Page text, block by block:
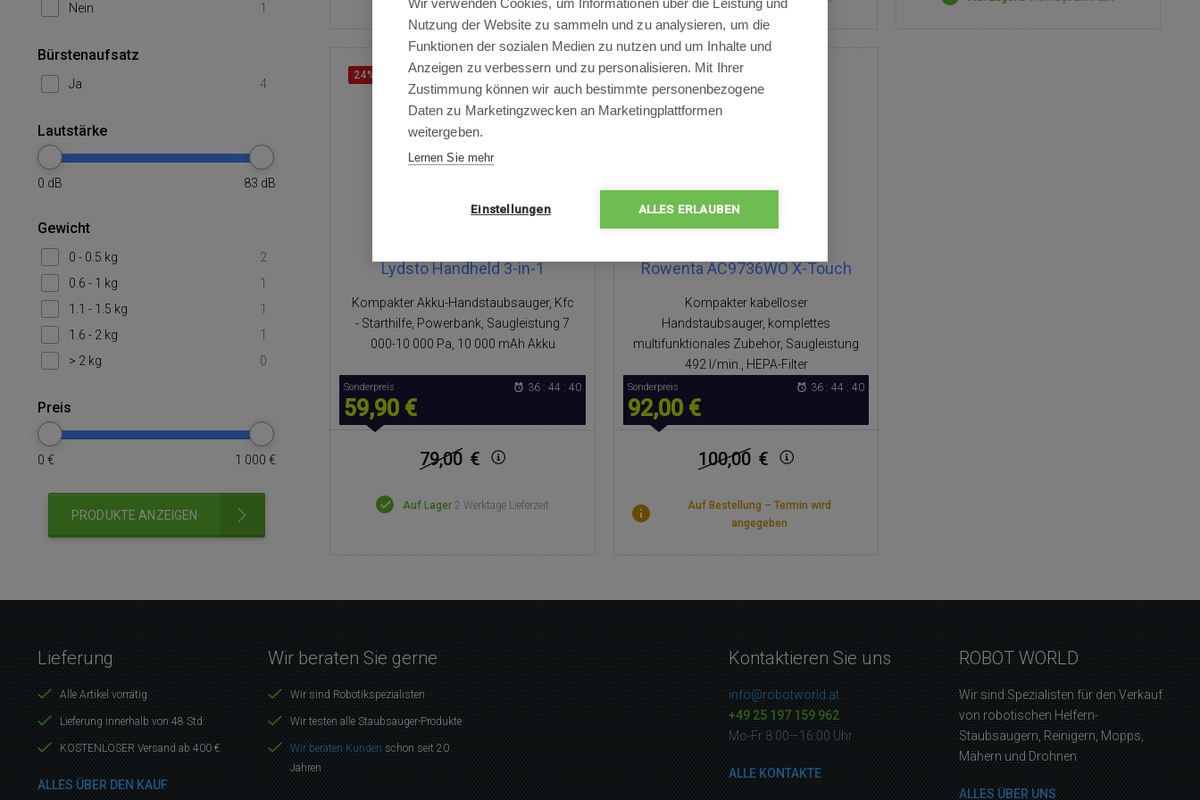
Lydsto Handheld 3-in-1
Kompakter Akku-Handstaubsauger, Kfc
- Starthilfe, Powerbank, Saugleistung 7
000-10 000 Pa, 10 000 mAh Akku
24% RABATT
Sonderpreis
59,90 €
36 : 44 : 40
79,00 €
Auf Lager 2 Werktage Lieferzeit
Rowenta AC9736WO X-Touch
Kompakter kabelloser
Handstaubsauger, komplettes
multifunktionales Zubehör, Saugleistung
492 l/min., HEPA-Filter
8% RABATT
Sonderpreis
92,00 €
36 : 44 : 40
100,00 €
Auf Bestellung – Termin wird
angegeben
Nein 1
Bürstenaufsatz
Ja 4
Lautstärke
0 dB 83 dB
Gewicht
0 - 0.5 kg
2
0.6 - 1 kg
1
1.1 - 1.5 kg
1
1.6 - 2 kg
1
> 2 kg
0
Preis
0 € 1 000 €
PRODUKTE ANZEIGEN
Lieferung
Alle Artikel vorrätig
Lieferung innerhalb von 48 Std.
KOSTENLOSER Versand ab 400 €
ALLES ÜBER DEN KAUF
Wir beraten Sie gerne
Wir sind Robotikspezialisten
Wir testen alle Staubsauger-Produkte
Wir beraten Kunden schon seit 20
Jahren
Kontaktieren Sie uns
info@robotworld.at
+49 25 197 159 962
Mo-Fr 8:00—16:00 Uhr
ALLE KONTAKTE
ROBOT WORLD
Wir sind Spezialisten für den Verkauf
von robotischen Helfern-
Staubsaugern, Reinigern, Mopps,
Mähern und Drohnen
ALLES ÜBER UNS
Nutzung der Website zu sammeln und zu analysieren, um die
Funktionen der sozialen Medien zu nutzen und um Inhalte und
Anzeigen zu verbessern und zu personalisieren. Mit Ihrer
Zustimmung können wir auch bestimmte personenbezogene
Daten zu Marketingzwecken an Marketingplattformen
weitergeben.
Lernen Sie mehr
Einstellungen ALLES ERLAUBEN